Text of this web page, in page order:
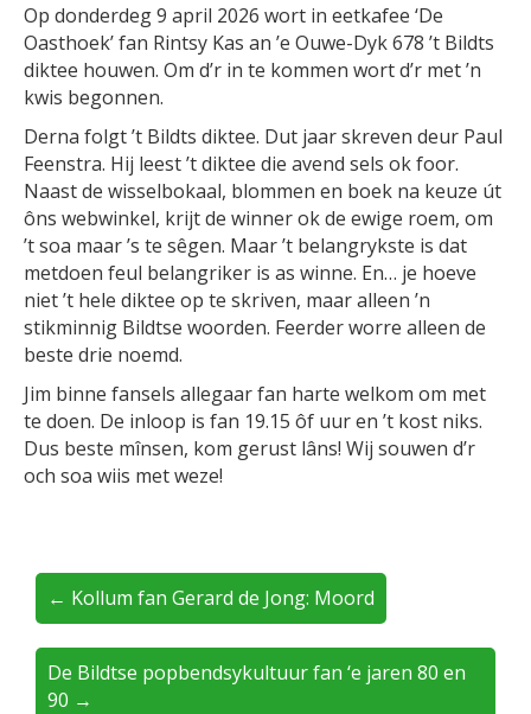
Op donderdeg 9 april 2026 wort in eetkafee ‘De
Oasthoek’ fan Rintsy Kas an ’e Ouwe-Dyk 678 ’t Bildts
diktee houwen. Om d’r in te kommen wort d’r met ’n
kwis begonnen.
Derna folgt ’t Bildts diktee. Dut jaar skreven deur Paul
Feenstra. Hij leest ’t diktee die avend sels ok foor.
Naast de wisselbokaal, blommen en boek na keuze út
ôns webwinkel, krijt de winner ok de ewige roem, om
’t soa maar ’s te sêgen. Maar ’t belangrykste is dat
metdoen feul belangriker is as winne. En… je hoeve
niet ’t hele diktee op te skriven, maar alleen ’n
stikminnig Bildtse woorden. Feerder worre alleen de
beste drie noemd.
Jim binne fansels allegaar fan harte welkom om met
te doen. De inloop is fan 19.15 ôf uur en ’t kost niks.
Dus beste mînsen, kom gerust lâns! Wij souwen d’r
och soa wiis met weze!
← Kollum fan Gerard de Jong: Moord
De Bildtse popbendsykultuur fan ‘e jaren 80 en
90 →